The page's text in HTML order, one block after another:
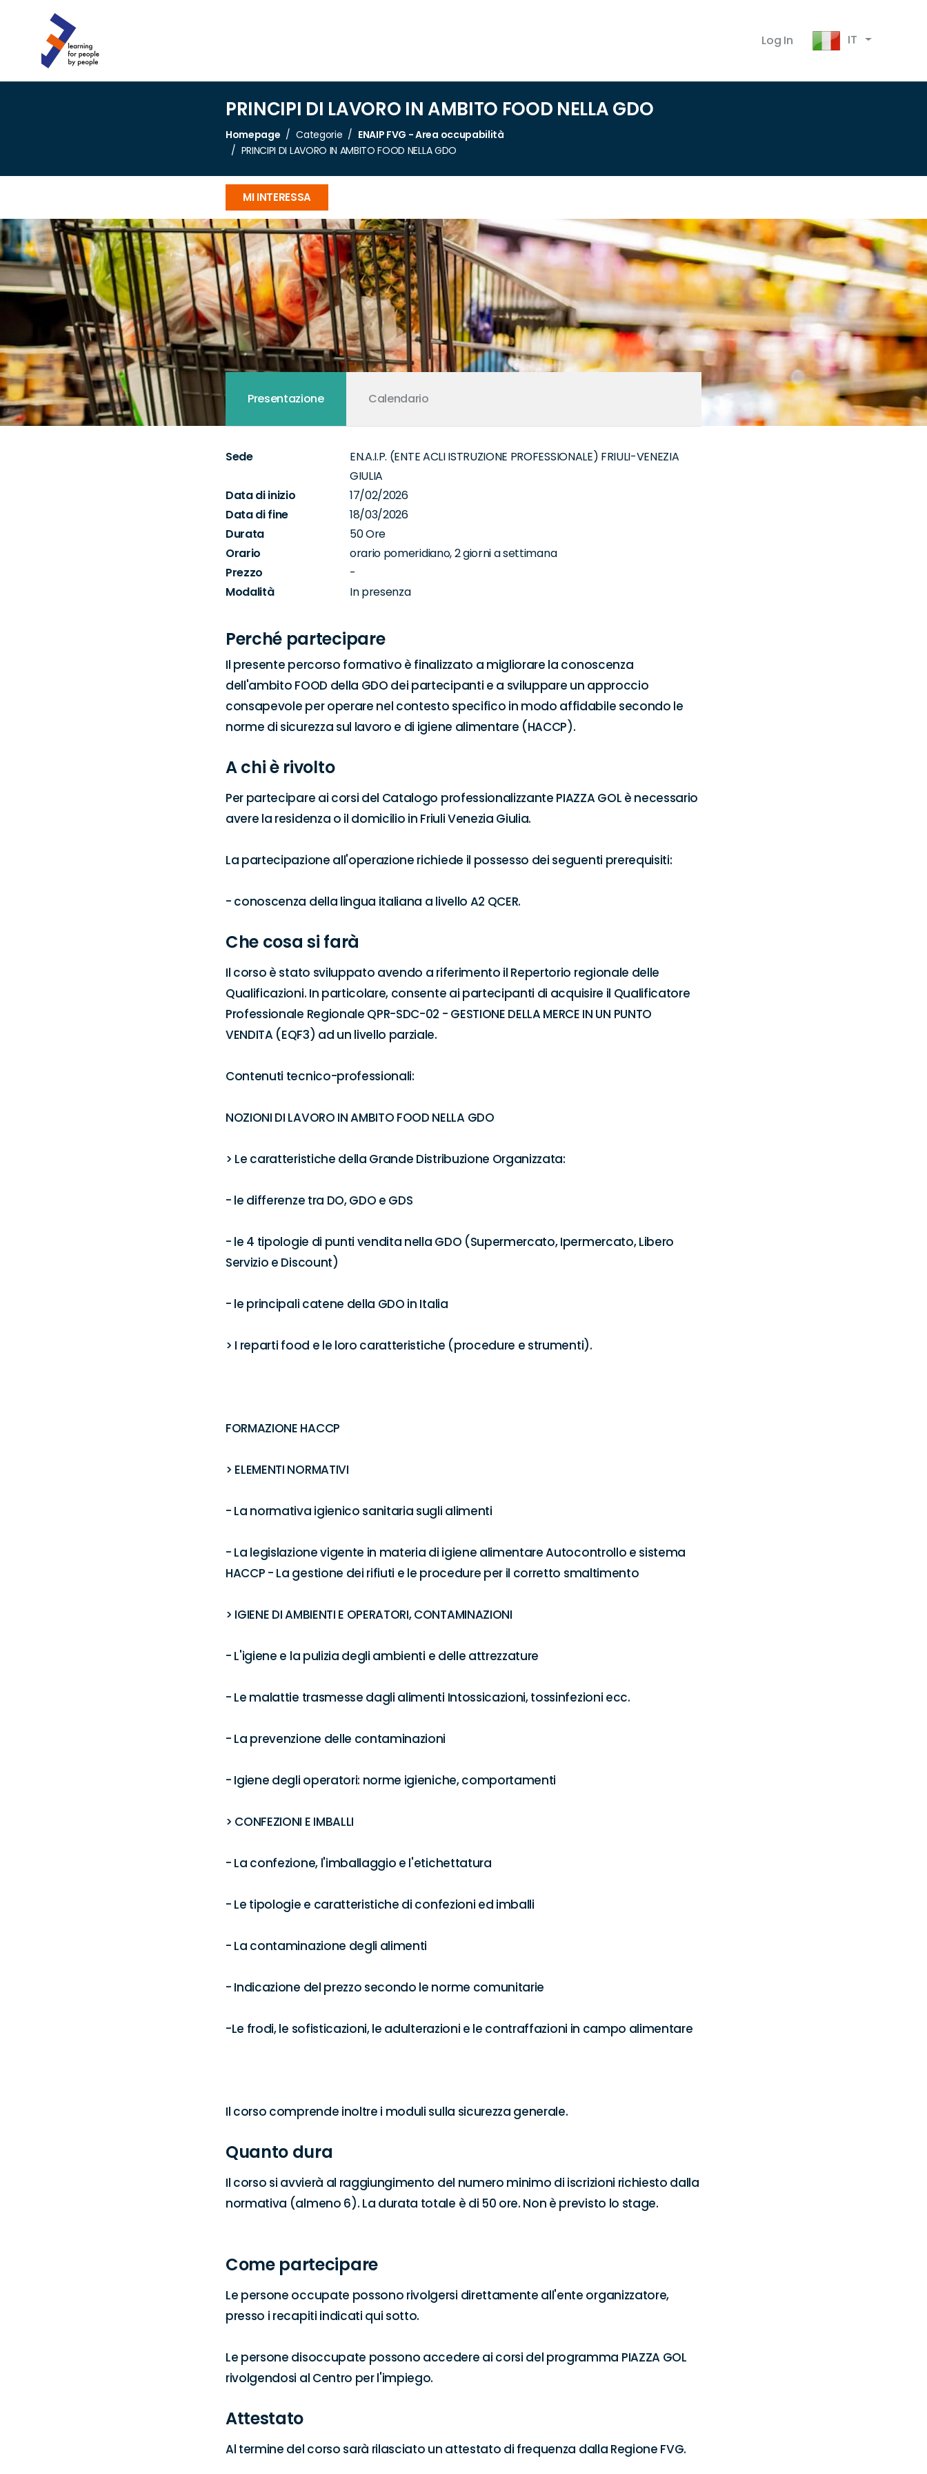
Log In IT
PRINCIPI DI LAVORO IN AMBITO FOOD NELLA GDO
Homepage Categorie
ENAIP FVG - Area occupabilità
PRINCIPI DI LAVORO IN AMBITO FOOD NELLA GDO
MI INTERESSA
Presentazione Calendario
Sede
EN.A.I.P. (ENTE ACLI ISTRUZIONE PROFESSIONALE) FRIULI-VENEZIA
GIULIA
Data di inizio
17/02/2026
Data di fine
18/03/2026
Durata
50 Ore
Orario
orario pomeridiano, 2 giorni a settimana
Prezzo
-
Modalità
In presenza
Perché partecipare
Il presente percorso formativo è finalizzato a migliorare la conoscenza
dell'ambito FOOD della GDO dei partecipanti e a sviluppare un approccio
consapevole per operare nel contesto specifico in modo affidabile secondo le
norme di sicurezza sul lavoro e di igiene alimentare (HACCP).
A chi è rivolto
Per partecipare ai corsi del Catalogo professionalizzante PIAZZA GOL è necessario
avere la residenza o il domicilio in Friuli Venezia Giulia.
La partecipazione all'operazione richiede il possesso dei seguenti prerequisiti:
- conoscenza della lingua italiana a livello A2 QCER.
Che cosa si farà
Il corso è stato sviluppato avendo a riferimento il Repertorio regionale delle
Qualificazioni. In particolare, consente ai partecipanti di acquisire il Qualificatore
Professionale Regionale QPR-SDC-02 - GESTIONE DELLA MERCE IN UN PUNTO
VENDITA (EQF3) ad un livello parziale.
Contenuti tecnico-professionali:
NOZIONI DI LAVORO IN AMBITO FOOD NELLA GDO
> Le caratteristiche della Grande Distribuzione Organizzata:
- le differenze tra DO, GDO e GDS
- le 4 tipologie di punti vendita nella GDO (Supermercato, Ipermercato, Libero
Servizio e Discount)
- le principali catene della GDO in Italia
> I reparti food e le loro caratteristiche (procedure e strumenti).
FORMAZIONE HACCP
> ELEMENTI NORMATIVI
- La normativa igienico sanitaria sugli alimenti
- La legislazione vigente in materia di igiene alimentare Autocontrollo e sistema
HACCP - La gestione dei rifiuti e le procedure per il corretto smaltimento
> IGIENE DI AMBIENTI E OPERATORI, CONTAMINAZIONI
- L'igiene e la pulizia degli ambienti e delle attrezzature
- Le malattie trasmesse dagli alimenti Intossicazioni, tossinfezioni ecc.
- La prevenzione delle contaminazioni
- Igiene degli operatori: norme igieniche, comportamenti
> CONFEZIONI E IMBALLI
- La confezione, l'imballaggio e l'etichettatura
- Le tipologie e caratteristiche di confezioni ed imballi
- La contaminazione degli alimenti
- Indicazione del prezzo secondo le norme comunitarie
-Le frodi, le sofisticazioni, le adulterazioni e le contraffazioni in campo alimentare
Il corso comprende inoltre i moduli sulla sicurezza generale.
Quanto dura
Il corso si avvierà al raggiungimento del numero minimo di iscrizioni richiesto dalla
normativa (almeno 6). La durata totale è di 50 ore. Non è previsto lo stage.
Come partecipare
Le persone occupate possono rivolgersi direttamente all'ente organizzatore,
presso i recapiti indicati qui sotto.
Le persone disoccupate possono accedere ai corsi del programma PIAZZA GOL
rivolgendosi al Centro per l'impiego.
Attestato
Al termine del corso sarà rilasciato un attestato di frequenza dalla Regione FVG.